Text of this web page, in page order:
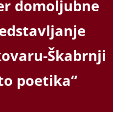
domoljubne
Škabrnji
poetika“